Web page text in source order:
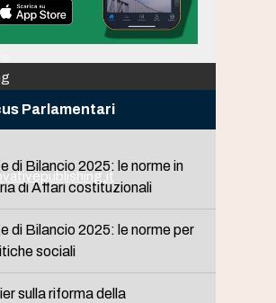
Parlamentari
di Bilancio 2025: le norme in
di Affari costituzionali
di Bilancio 2025: le norme per
sociali
sulla riforma della